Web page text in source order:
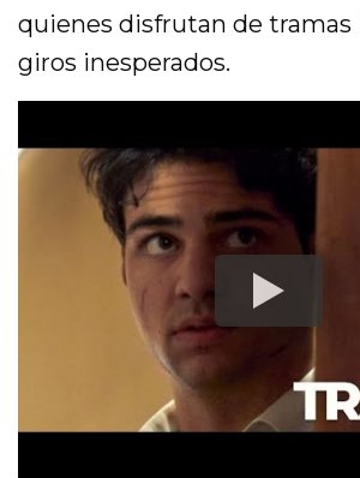
quienes disfrutan de tramas
giros inesperados.